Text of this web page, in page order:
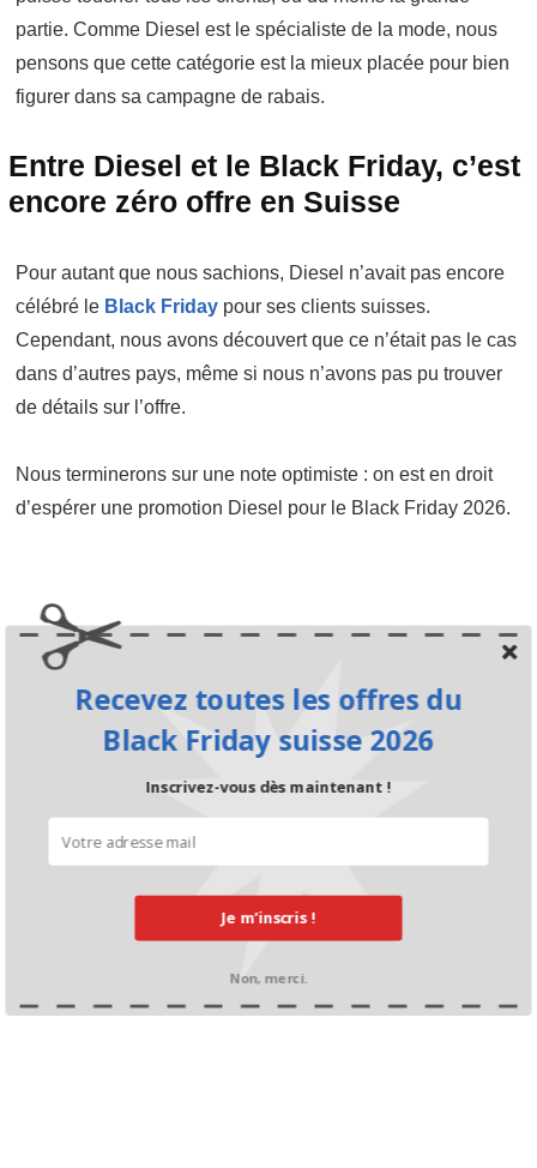
partie. Comme Diesel est le spécialiste de la mode, nous
pensons que cette catégorie est la mieux placée pour bien
figurer dans sa campagne de rabais.
Entre Diesel et le Black Friday, c’est
encore zéro offre en Suisse
Pour autant que nous sachions, Diesel n’avait pas encore
célébré le Black Friday pour ses clients suisses.
Cependant, nous avons découvert que ce n’était pas le cas
dans d’autres pays, même si nous n’avons pas pu trouver
de détails sur l’offre.
Nous terminerons sur une note optimiste : on est en droit
d’espérer une promotion Diesel pour le Black Friday 2026.
Je m’inscris !
Recevez toutes les offres du
Black Friday suisse 2026
Inscrivez-vous dès maintenant !
Non, merci.